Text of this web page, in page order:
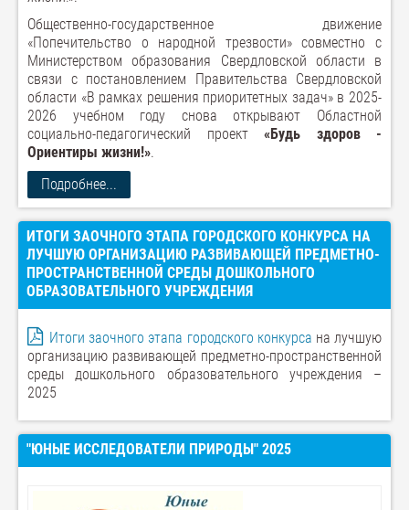
Общественно-государственное движение
«Попечительство о народной трезвости» совместно с
Министерством образования Свердловской области в
связи с постановлением Правительства Свердловской
области «В рамках решения приоритетных задач» в 2025-
2026 учебном году снова открывают Областной
социально-педагогический проект «Будь здоров -
Ориентиры жизни!».
Подробнее...
ИТОГИ ЗАОЧНОГО ЭТАПА ГОРОДСКОГО КОНКУРСА НА
ЛУЧШУЮ ОРГАНИЗАЦИЮ РАЗВИВАЮЩЕЙ ПРЕДМЕТНО-
ПРОСТРАНСТВЕННОЙ СРЕДЫ ДОШКОЛЬНОГО
ОБРАЗОВАТЕЛЬНОГО УЧРЕЖДЕНИЯ
Итоги заочного этапа городского конкурса на лучшую
организацию развивающей предметно-пространственной
среды дошкольного образовательного учреждения –
2025
"ЮНЫЕ ИССЛЕДОВАТЕЛИ ПРИРОДЫ" 2025